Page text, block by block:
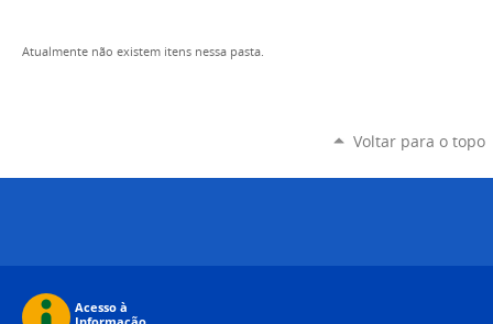
Atualmente não existem itens nessa pasta.
Voltar para o topo